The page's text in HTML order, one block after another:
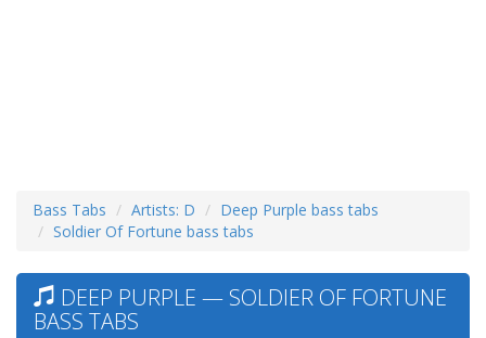
Bass Tabs Artists: D
Deep Purple bass tabs
Soldier Of Fortune bass tabs
DEEP PURPLE — SOLDIER OF FORTUNE
BASS TABS